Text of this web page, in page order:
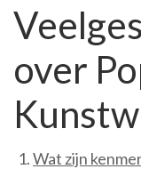
over
Wat zijn